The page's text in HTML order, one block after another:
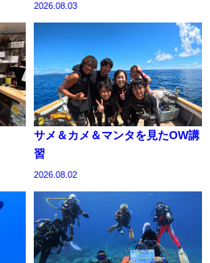
2026.08.03
サメ＆カメ＆マンタを見たOW講
習
2026.08.02